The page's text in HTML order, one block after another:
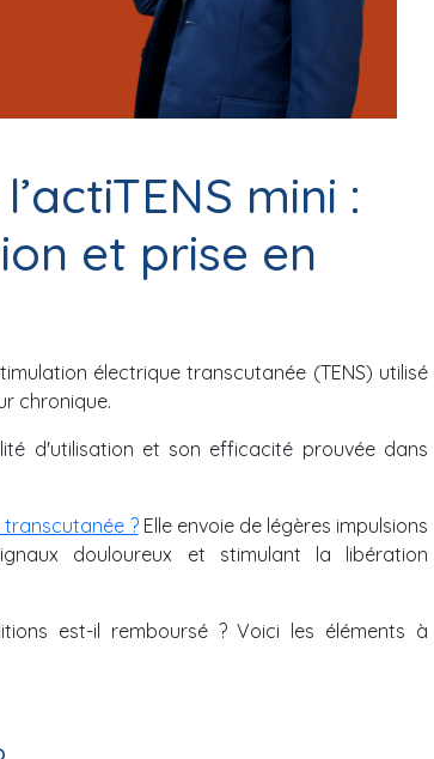
mini :
et prise en
électrique transcutanée (TENS) utilisé
chronique.
d'utilisation et son efficacité prouvée dans
?Elle envoie de légères impulsions
douloureux et stimulant la libération
est-il remboursé ? Voici les éléments à